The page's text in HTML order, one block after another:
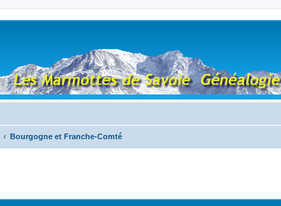
Bourgogne et Franche-Comté